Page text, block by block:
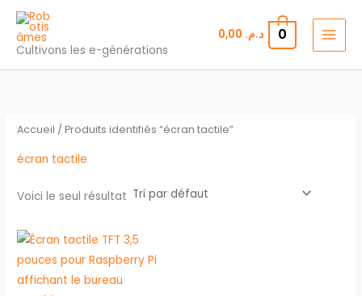
Aller
contenu
Cultivons les e-générations
د.م. 0
Accueil / Produits identifiés “écran tactile”
écran tactile
Voici le seul résultat